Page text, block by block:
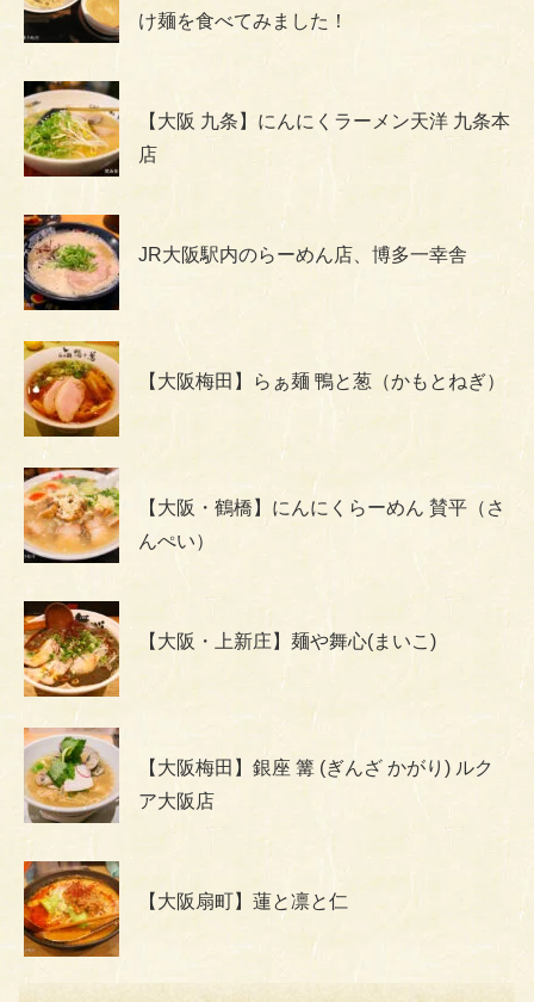
け麺を食べてみました！
【大阪 九条】にんにくラーメン天洋 九条本
店
JR大阪駅内のらーめん店、博多一幸舎
【大阪梅田】らぁ麺 鴨と葱（かもとねぎ）
【大阪・鶴橋】にんにくらーめん 賛平（さ
んぺい）
【大阪・上新庄】麺や舞心(まいこ)
【大阪梅田】銀座 篝 (ぎんざ かがり) ルク
ア大阪店
【大阪扇町】蓮と凛と仁